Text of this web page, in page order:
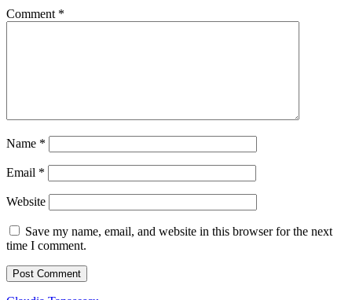
Comment *
Name *
Email *
Website
Save my name, email, and website in this browser for the next
time I comment.